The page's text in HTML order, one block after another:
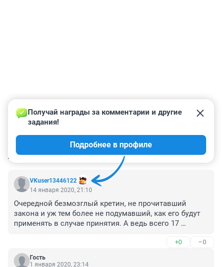
КОММЕНТАРИИ 7
VKuser13446122
Получай награды за комментарии и другие
задания!
Подробнее в профиле
14 января 2020, 21:10
Очередной безмозглый кретин, не прочитавший
закона и уж тем более не подумавший, как его будут
применять в случае принятия. А ведь всего 17
написать всю эту чушь о домострое и кровавых
юшках.
Эх, Толя-Толя.
+0 –0
Гость
1 января 2020, 23:14